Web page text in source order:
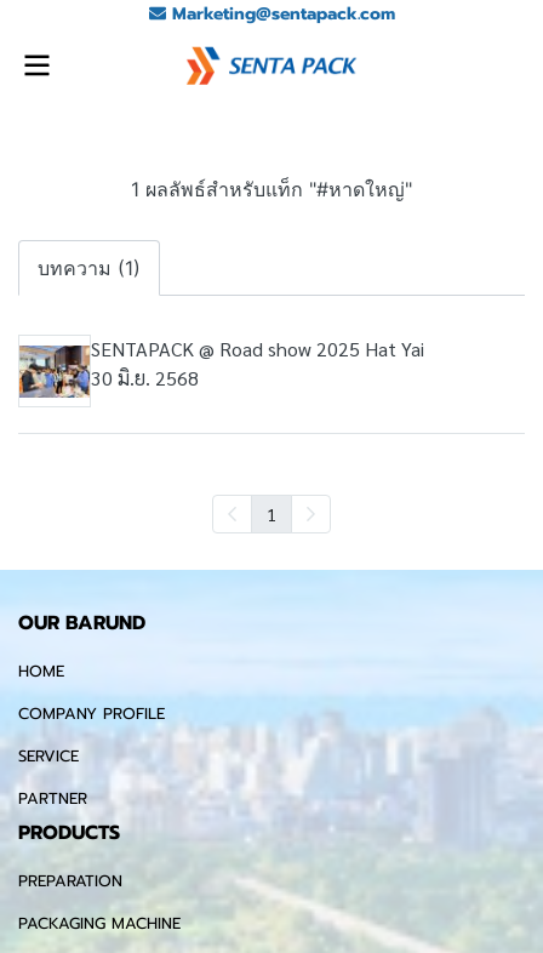
Marketing@sentapack.com
1 ผลลัพธ์สำหรับแท็ก "#หาดใหญ่"
บทความ (1)
SENTAPACK @ Road show 2025 Hat Yai
30 มิ.ย. 2568
1
OUR BARUND
HOME
COMPANY PROFILE
SERVICE
PARTNER
PRODUCTS
PREPARATION
PACKAGING MACHINE